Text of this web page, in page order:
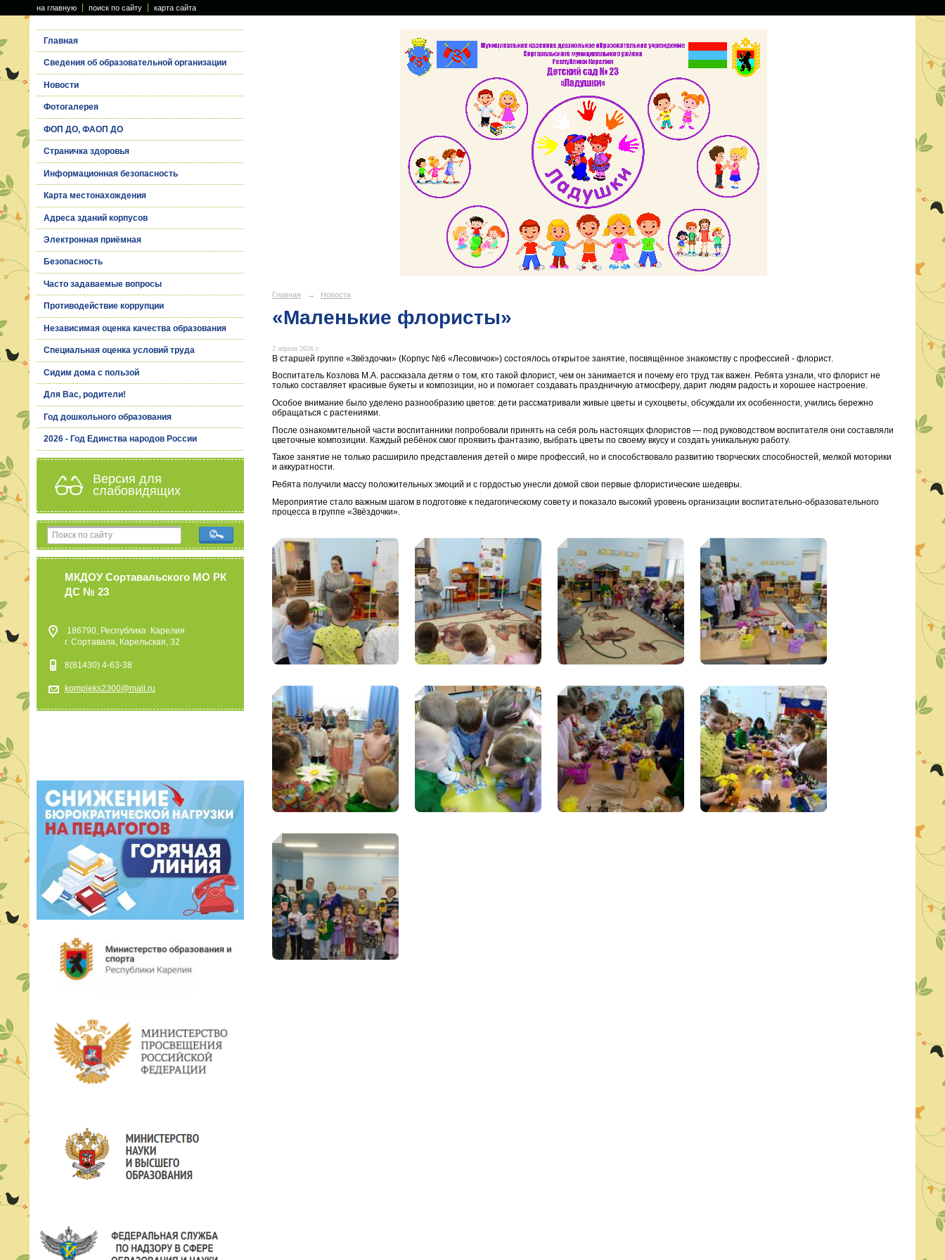
на главную поиск по сайту карта сайта
Главная
Сведения об образовательной организации
Новости
Фотогалерея
ФОП ДО, ФАОП ДО
Страничка здоровья
Информационная безопасность
Карта местонахождения
Адреса зданий корпусов
Электронная приёмная
Безопасность
Часто задаваемые вопросы
Противодействие коррупции
Независимая оценка качества образования
Специальная оценка условий труда
Сидим дома с пользой
Для Вас, родители!
Год дошкольного образования
2026 - Год Единства народов России
Версия для
слабовидящих
МКДОУ Сортавальского МО РК
ДС № 23
186790, Республика Карелия
г. Сортавала, Карельская, 32
8(81430) 4-63-38
kompleks2300@mail.ru
Главная → Новости
«Маленькие флористы»
2 апреля 2026 г.
В старшей группе «Звёздочки» (Корпус №6 «Лесовичок») состоялось открытое занятие, посвящённое знакомству с профессией - флорист.
Воспитатель Козлова М.А. рассказала детям о том, кто такой флорист, чем он занимается и почему его труд так важен. Ребята узнали, что флорист не
только составляет красивые букеты и композиции, но и помогает создавать праздничную атмосферу, дарит людям радость и хорошее настроение.
Особое внимание было уделено разнообразию цветов: дети рассматривали живые цветы и сухоцветы, обсуждали их особенности, учились бережно
обращаться с растениями.
После ознакомительной части воспитанники попробовали принять на себя роль настоящих флористов — под руководством воспитателя они составляли
цветочные композиции. Каждый ребёнок смог проявить фантазию, выбрать цветы по своему вкусу и создать уникальную работу.
Такое занятие не только расширило представления детей о мире профессий, но и способствовало развитию творческих способностей, мелкой моторики
и аккуратности.
Ребята получили массу положительных эмоций и с гордостью унесли домой свои первые флористические шедевры.
Мероприятие стало важным шагом в подготовке к педагогическому совету и показало высокий уровень организации воспитательно-образовательного
процесса в группе «Звёздочки».